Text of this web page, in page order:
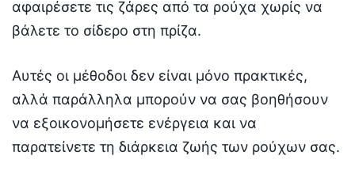
αφαιρέσετε τις ζάρες από τα ρούχα χωρίς να
βάλετε το σίδερο στη πρίζα.
Αυτές οι μέθοδοι δεν είναι μόνο πρακτικές,
αλλά παράλληλα μπορούν να σας βοηθήσουν
να εξοικονομήσετε ενέργεια και να
παρατείνετε τη διάρκεια ζωής των ρούχων σας.